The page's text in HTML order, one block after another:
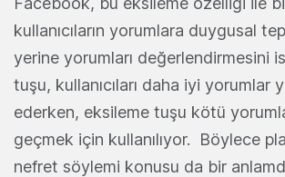
kullanıcıların yorumlara duygusal
yerine yorumları değerlendirmesini
tuşu, kullanıcıları daha iyi yorumlar
ederken, eksileme tuşu kötü
geçmek için kullanılıyor. Böylece
nefret söylemi konusu da bir